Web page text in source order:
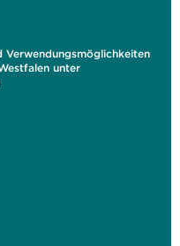
Verwendungsmöglichkeiten
unter